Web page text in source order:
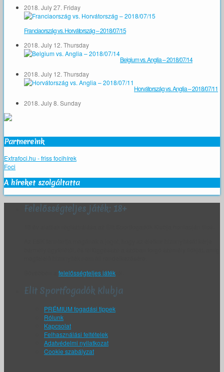
2018. July 27. Friday
Franciaország vs. Horvátország – 2018/07/15
2018. July 12. Thursday
Belgium vs. Anglia – 2018/07/14
2018. July 12. Thursday
Horvátország vs. Anglia – 2018/07/11
2018. July 8. Sunday
Partnereink
Extrafoci.hu - friss focihírek
Foci
A híreket szolgáltatta
Felelősségteljes játék: 18+
felelősségteljes játék
Elit Sportfogadók Klubja
PRÉMIUM fogadási tippek
Rólunk
Kapcsolat
Felhasználási feltételek
Adatvédelmi nyilatkozat
Cookie szabályzat